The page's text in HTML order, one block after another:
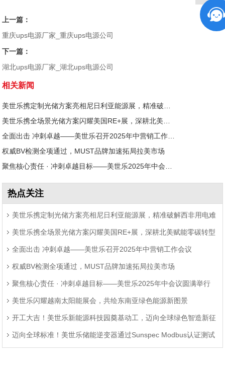
上一篇：
重庆ups电源厂家_重庆ups电源公司
下一篇：
湖北ups电源厂家_湖北ups电源公司
相关新闻
美世乐携定制光储方案亮相尼日利亚能源展，精准破解西非用电难题
美世乐携全场景光储方案闪耀美国RE+展，深耕北美赋能零碳转型
全面出击 冲刺卓越——美世乐召开2025年中营销工作会议
权威BV检测全项通过，MUST品牌加速拓局拉美市场
聚焦核心责任 · 冲刺卓越目标——美世乐2025年中会议圆满举行
热点关注
美世乐携定制光储方案亮相尼日利亚能源展，精准破解西非用电难
题 美世乐携全场景光储方案闪耀美国RE+展，深耕北美赋能零碳转型
全面出击 冲刺卓越——美世乐召开2025年中营销工作会议
权威BV检测全项通过，MUST品牌加速拓局拉美市场
聚焦核心责任 · 冲刺卓越目标——美世乐2025年中会议圆满举行
美世乐闪耀越南太阳能展会，共绘东南亚绿色能源新图景
开工大吉！美世乐新能源科技园奠基动工，迈向全球绿色智造新征
程 迈向全球标准！美世乐储能逆变器通过Sunspec Modbus认证测试